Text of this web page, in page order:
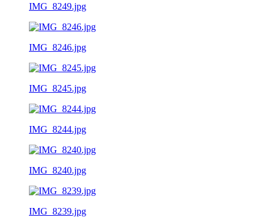
IMG_8249.jpg
IMG_8246.jpg
IMG_8245.jpg
IMG_8244.jpg
IMG_8240.jpg
IMG_8239.jpg